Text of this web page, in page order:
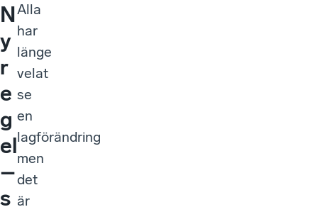
N
y
r
e
g
el
–
s
Alla
har
länge
velat
se
en
lagförändring
men
det
är